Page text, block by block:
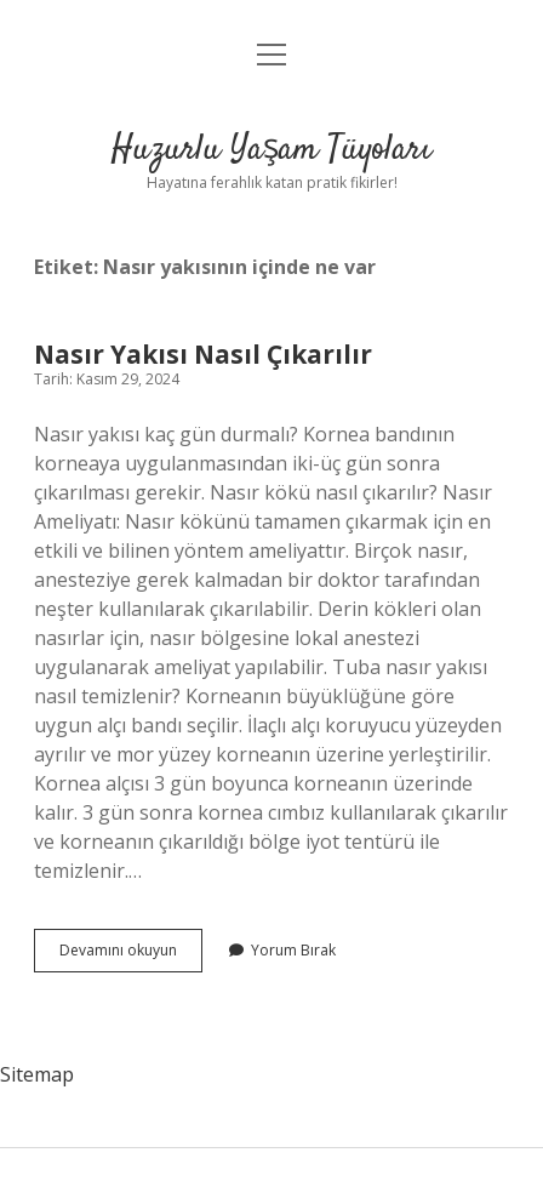
Anasayfa
Yasal Uyarı
menüyü
Huzurlu Yaşam Tüyoları
Hayatına ferahlık katan pratik fikirler!
Etiket: Nasır yakısının içinde ne var
Nasır Yakısı Nasıl Çıkarılır
Tarih: Kasım 29, 2024
Nasır yakısı kaç gün durmalı? Kornea bandının
korneaya uygulanmasından iki-üç gün sonra
çıkarılması gerekir. Nasır kökü nasıl çıkarılır? Nasır
Ameliyatı: Nasır kökünü tamamen çıkarmak için en
etkili ve bilinen yöntem ameliyattır. Birçok nasır,
anesteziye gerek kalmadan bir doktor tarafından
neşter kullanılarak çıkarılabilir. Derin kökleri olan
nasırlar için, nasır bölgesine lokal anestezi
uygulanarak ameliyat yapılabilir. Tuba nasır yakısı
nasıl temizlenir? Korneanın büyüklüğüne göre
uygun alçı bandı seçilir. İlaçlı alçı koruyucu yüzeyden
ayrılır ve mor yüzey korneanın üzerine yerleştirilir.
Kornea alçısı 3 gün boyunca korneanın üzerinde
kalır. 3 gün sonra kornea cımbız kullanılarak çıkarılır
ve korneanın çıkarıldığı bölge iyot tentürü ile
temizlenir.…
Devamını okuyun
Yakısı
Yorum Bırak
Sitemap